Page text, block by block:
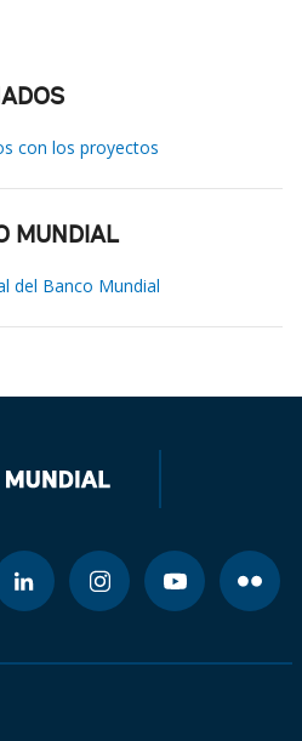
con los proyectos
MUNDIAL
del Banco Mundial